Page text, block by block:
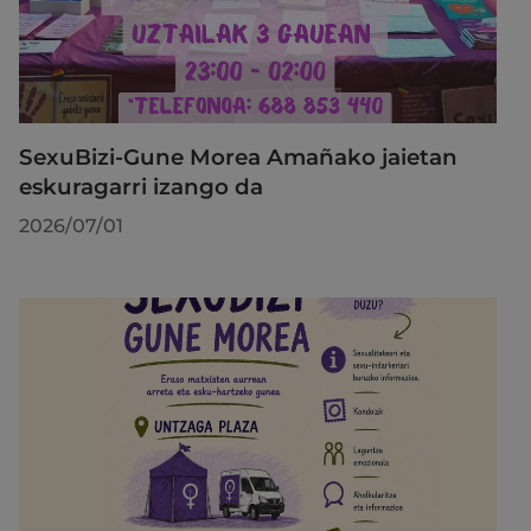
SexuBizi-Gune Morea Amañako jaietan
eskuragarri izango da
2026/07/01